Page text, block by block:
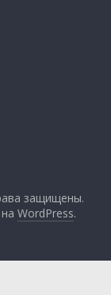
защищены.
наWordPress.